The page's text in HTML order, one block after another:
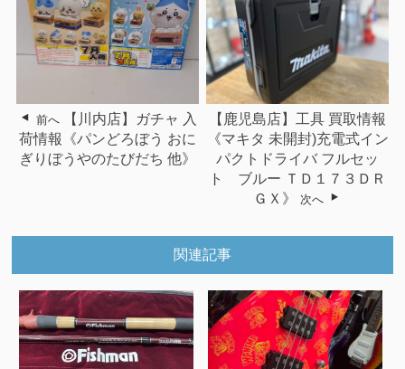
前へ
【川内店】ガチャ 入
荷情報《パンどろぼう おに
ぎりぼうやのたびだち 他》
【鹿児島店】工具 買取情報
《マキタ 未開封)充電式イン
パクトドライバ フルセッ
ト ブルー ＴＤ１７３ＤＲ
ＧＸ》
次へ
関連記事